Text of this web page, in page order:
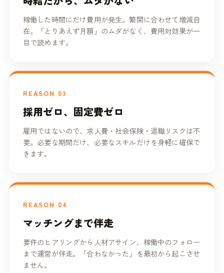
稼働した時間にだけ費用が発生。繁閑に合わせて増減自
在。「とりあえず月額」のムダがなく、費用対効果が一
目で読めます。
REASON 03
採用ゼロ、固定費ゼロ
雇用ではないので、求人費・社会保険・退職リスクは不
要。必要な期間だけ、必要なスキルだけを身軽に確保で
きます。
REASON 04
マッチングまで伴走
要件のヒアリングから人材アサイン、稼働中のフォロー
まで運営が伴走。「合わなかった」を最初から起こさせ
ません。